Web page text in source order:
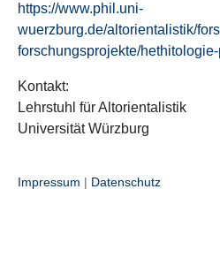
https://www.phil.uni-
wuerzburg.de/altorientalistik/
forschungsprojekte/
Kontakt:
Lehrstuhl für Altorientalistik
Universität Würzburg
Impressum | Datenschutz